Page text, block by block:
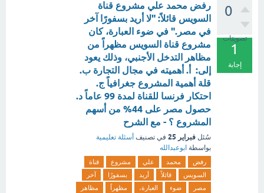
0
تصويتات
1
إجابة
رفض محمد علي مشروع قناة
السويس قائلاً: "لا أريد بسفورًا آخر
في مصر." في ضوء العبارة، كان
مشروع قناة السويس مظهراً من
مظاهر التدخل الأجنبي، وذلك يعود
إلى: أ. أهميته في مجال التجارة ب.
قلة أهمية المشروع جغرافياً ج.
احتكار فرنسا للقناة لمدة 99 عاماً د.
حصول مصر على 44% من أسهم
المشروع ؟ - مع الشرح
سُئل فبراير 25 في تصنيف أسئلة تعليمية
بواسطة ابوعبدالله
رفض محمد علي مشروع
قناة
السويس
قائلاً أريد بسفورًا
آخر
مصر
ضوء العبارة، مظهراً مظاهر